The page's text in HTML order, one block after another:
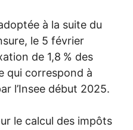
à la suite du
le 5 février
de 1,8 % des
qui correspond à
l’Insee début 2025.
le calcul des impôts